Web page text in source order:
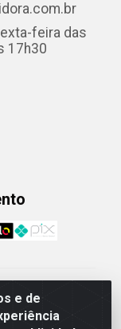
e de
feira das
17h30
Luiz W
Arroio Duro,
- CNPJ